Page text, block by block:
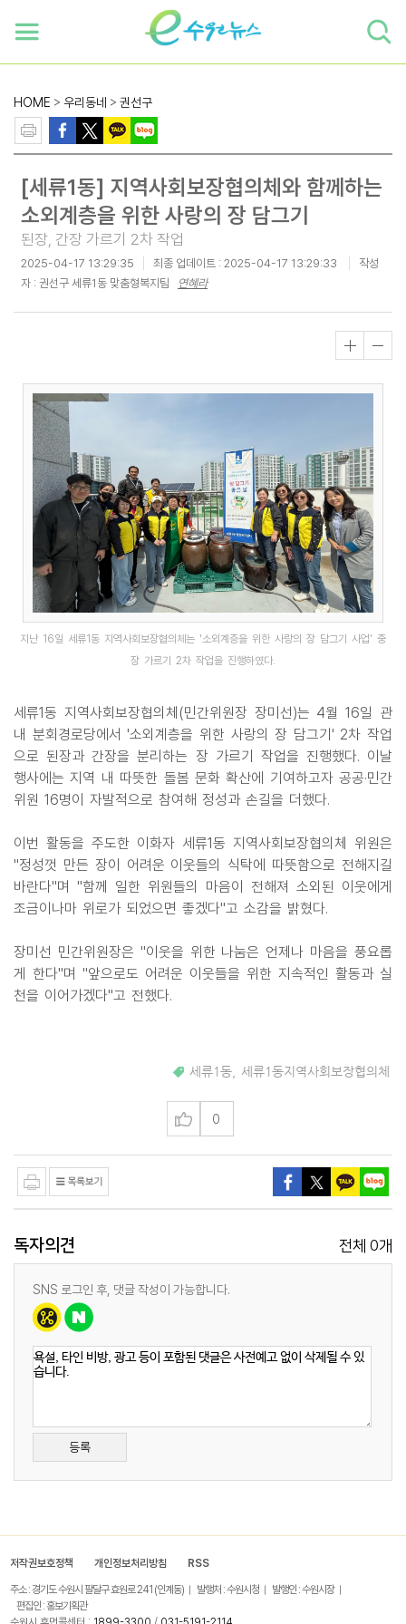
HOME > 우리동네 > 권선구
[세류1동] 지역사회보장협의체와 함께하는
소외계층을 위한 사랑의 장 담그기
된장, 간장 가르기 2차 작업
2025-04-17 13:29:35 최종 업데이트 : 2025-04-17 13:29:33
작성
자 : 권선구 세류1동 맞춤형복지팀
연혜라
지난 16일 세류1동 지역사회보장협의체는 '소외계층을 위한 사랑의 장 담그기 사업' 중
장 가르기 2차 작업을 진행하였다.
세류1동 지역사회보장협의체(민간위원장 장미선)는 4월 16일 관
내 분회경로당에서 '소외계층을 위한 사랑의 장 담그기' 2차 작업
으로 된장과 간장을 분리하는 장 가르기 작업을 진행했다. 이날
행사에는 지역 내 따뜻한 돌봄 문화 확산에 기여하고자 공공·민간
위원 16명이 자발적으로 참여해 정성과 손길을 더했다.
이번 활동을 주도한 이화자 세류1동 지역사회보장협의체 위원은
"정성껏 만든 장이 어려운 이웃들의 식탁에 따뜻함으로 전해지길
바란다"며 "함께 일한 위원들의 마음이 전해져 소외된 이웃에게
조금이나마 위로가 되었으면 좋겠다"고 소감을 밝혔다.
장미선 민간위원장은 "이웃을 위한 나눔은 언제나 마음을 풍요롭
게 한다"며 "앞으로도 어려운 이웃들을 위한 지속적인 활동과 실
천을 이어가겠다"고 전했다.
세류1동 세류1동지역사회보장협의체
0
독자의견 전체 0개
SNS 로그인 후, 댓글 작성이 가능합니다.
등록
저작권보호정책 개인정보처리방침 RSS
주소 : 경기도 수원시 팔달구 효원로 241 (인계동) 발행처 : 수원시청
발행인 : 수원시장
편집인 : 홍보기획관